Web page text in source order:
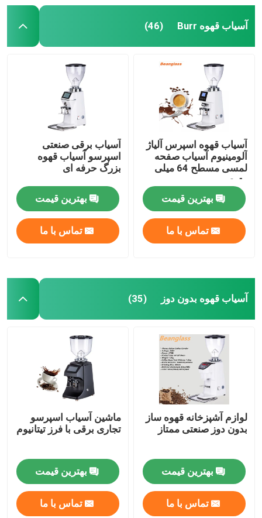
آسیاب قهوه Burr (46)
آسیاب قهوه اسپرس آلیاژ
آلومینیوم آسیاب صفحه
لمسی مسطح 64 میلی
متری
بهترین قیمت
تماس با ما
آسیاب برقی صنعتی
اسپرسو آسیاب قهوه
بزرگ حرفه ای
بهترین قیمت
تماس با ما
آسیاب قهوه بدون دوز (35)
لوازم آشپزخانه قهوه ساز
بدون دوز صنعتی ممتاز
بهترین قیمت
تماس با ما
ماشین آسیاب اسپرسو
تجاری برقی با فرز تیتانیوم
بهترین قیمت
تماس با ما